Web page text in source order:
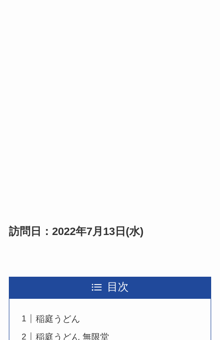
訪問日：2022年7月13日(水)
目次
稲庭うどん
稲庭うどん 無限堂